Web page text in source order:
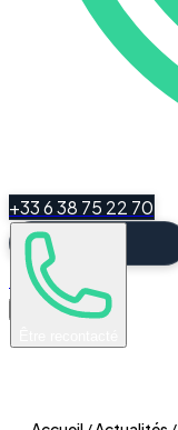
+33 6 38 75 22 70
Espace Client